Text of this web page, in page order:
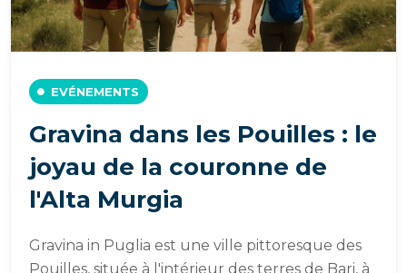
EVÉNEMENTS
Gravina dans les Pouilles : le
joyau de la couronne de
l'Alta Murgia
Gravina in Puglia est une ville pittoresque des
Pouilles, située à l'intérieur des terres de Bari, à